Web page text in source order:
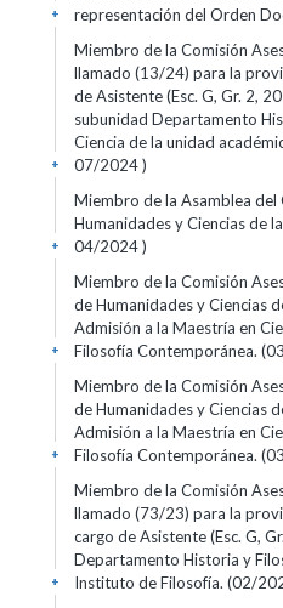
representación del Orden
+
Miembro de la Comisión
llamado (13/24) para la
de Asistente (Esc. G, Gr. 2,
subunidad Departamento
Ciencia de la unidad
07/2024 )
+
Miembro de la Asamblea del
Humanidades y Ciencias de
04/2024 )
+
Miembro de la Comisión
de Humanidades y Ciencias
Admisión a la Maestría en
Filosofía Contemporánea.
+
Miembro de la Comisión
de Humanidades y Ciencias
Admisión a la Maestría en
Filosofía Contemporánea.
+
Miembro de la Comisión
llamado (73/23) para la
cargo de Asistente (Esc. G,
Departamento Historia y
Instituto de Filosofía. (02/
+